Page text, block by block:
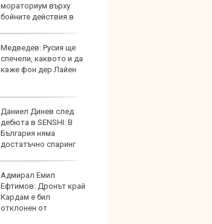
мораториум върху
бойните действия в
Медведев: Русия ще
спечели, каквото и да
каже фон дер Лайен
Даниел Динев след
дебюта в SENSHI: В
България няма
достатъчно спаринг
Адмирал Емил
Ефтимов: Дронът край
Кардам е бил
отклонен от